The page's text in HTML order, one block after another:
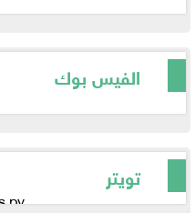
الفيس بوك
تويتر
by